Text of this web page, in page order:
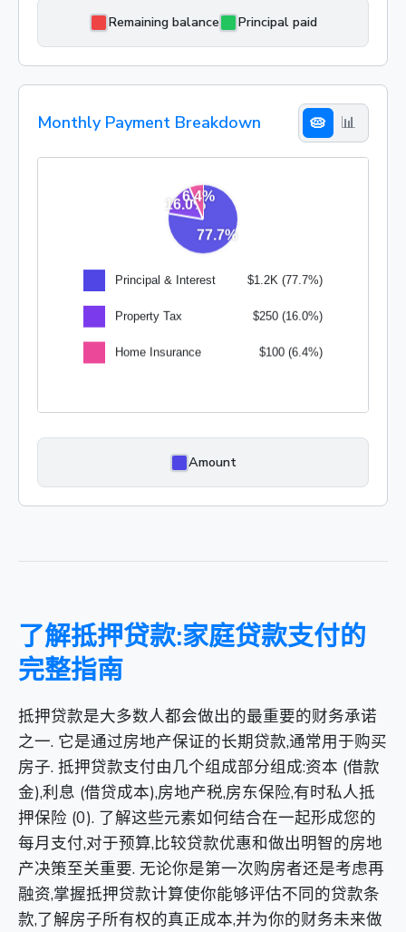
Remaining balance Principal paid
Monthly Payment Breakdown 🥧 📊
Amount
了解抵押贷款:家庭贷款支付的
完整指南
抵押贷款是大多数人都会做出的最重要的财务承诺
之一. 它是通过房地产保证的长期贷款,通常用于购买
房子. 抵押贷款支付由几个组成部分组成:资本 (借款
金),利息 (借贷成本),房地产税,房东保险,有时私人抵
押保险 (0). 了解这些元素如何结合在一起形成您的
每月支付,对于预算,比较贷款优惠和做出明智的房地
产决策至关重要. 无论你是第一次购房者还是考虑再
融资,掌握抵押贷款计算使你能够评估不同的贷款条
款,了解房子所有权的真正成本,并为你的财务未来做